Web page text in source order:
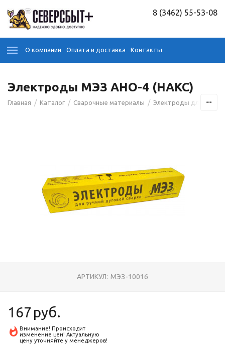
8 (3462) 55-53-08
О компании Оплата и доставка Контакты
Электроды МЭЗ АНО-4 (НАКС)
Главная / Каталог / Сварочные материалы / Электроды для сварки
АРТИКУЛ: МЭЗ-10016
167 руб.
Внимание! Происходит
изменение цен! Актуальную
цену уточняйте у менеджеров!